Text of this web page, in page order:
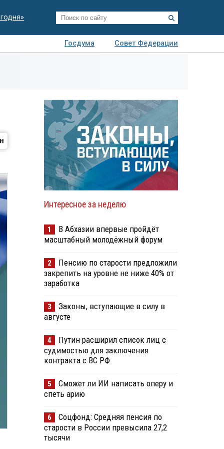
Госдума
Совет Федерации
Интересное за неделю
1
В Абхазии впервые пройдёт
масштабный молодёжный форум
2
Пенсию по старости предложили
закрепить на уровне не ниже 40% от
заработка
3
Законы, вступающие в силу в
августе
4
Путин расширил список лиц с
судимостью для заключения
контракта с ВС РФ
5
Сможет ли ИИ написать оперу и
спеть арию
6
Соцфонд: Средняя пенсия по
старости в России превысила 27,2
тысячи